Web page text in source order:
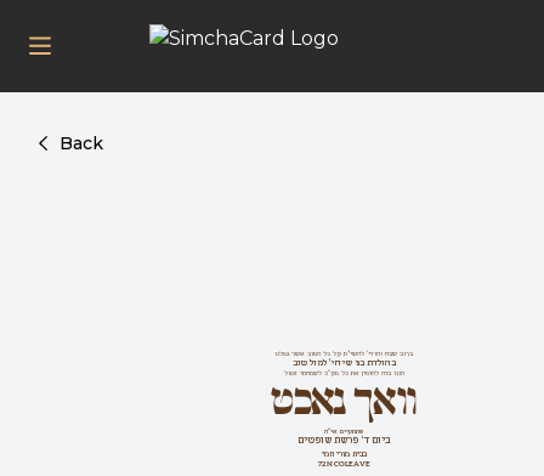
Back
72 N COLE AVE
בבית מורי חמי
ביום ד' פרשת שופטים
שתתקיים אי''ה
וואך נאכט
הננו בזה להזמין את כל מע''כ לשמחתי אצל
בהולדת בני שיחי' למזל טוב
ברוב שבח והודי' להשי"ת על כל הטוב אשר גמלנו